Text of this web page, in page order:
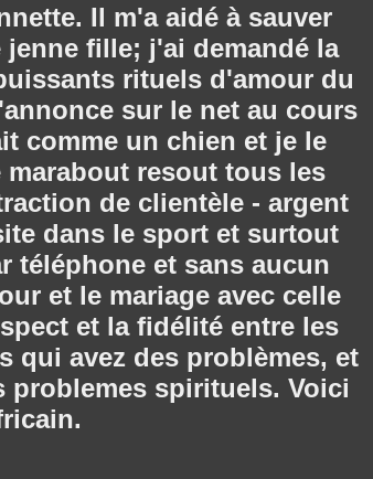
Il m'a aidé à sauver
fille; j'ai demandé la
rituels d'amour du
sur le net au cours
comme un chien et je le
resout tous les
de clientèle - argent
dans le sport et surtout
téléphone et sans aucun
et le mariage avec celle
et la fidélité entre les
qui avez des problèmes, et
spirituels. Voici